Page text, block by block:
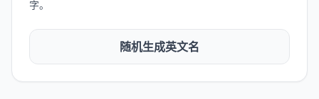
字。
随机生成英文名